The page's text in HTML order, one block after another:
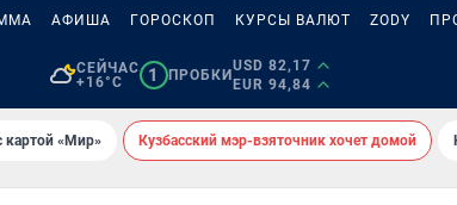
АФИША ГОРОСКОП КУРСЫ ВАЛЮТ ZODY
СЕЙЧАС
+16°C
1 ПРОБКИ
USD 82,17
EUR 94,84
картой «Мир» Кузбасский мэр-взяточник хочет домой